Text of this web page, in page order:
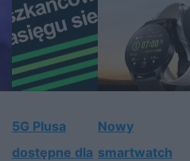
5G Plusa
dostępne dla
Nowy
smartwatch